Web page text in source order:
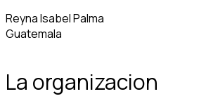
Reyna Isabel Palma
Guatemala
La organizacion